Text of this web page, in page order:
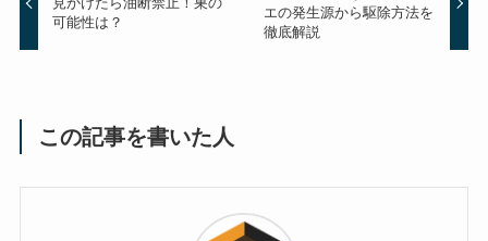
可能性は？
エの発生源から駆除方法を
徹底解説
この記事を書いた人